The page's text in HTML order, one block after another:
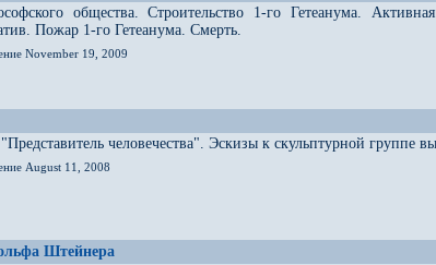
общества. Строительство 1-го Гетеанума.
Пожар 1-го Гетеанума. Смерть.
November 19, 2009
человечества". Эскизы к скульптурной
August 11, 2008
Штейнера